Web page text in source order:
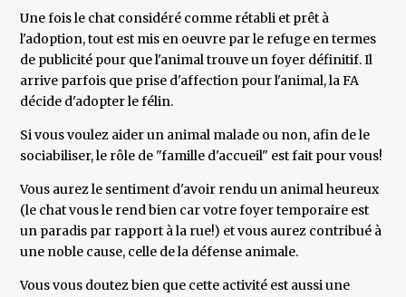
Une fois le chat considéré comme rétabli et prêt à
l'adoption, tout est mis en oeuvre par le refuge en termes
de publicité pour que l'animal trouve un foyer définitif. Il
arrive parfois que prise d'affection pour l'animal, la FA
décide d'adopter le félin.
Si vous voulez aider un animal malade ou non, afin de le
sociabiliser, le rôle de "famille d'accueil" est fait pour vous!
Vous aurez le sentiment d'avoir rendu un animal heureux
(le chat vous le rend bien car votre foyer temporaire est
un paradis par rapport à la rue!) et vous aurez contribué à
une noble cause, celle de la défense animale.
Vous vous doutez bien que cette activité est aussi une